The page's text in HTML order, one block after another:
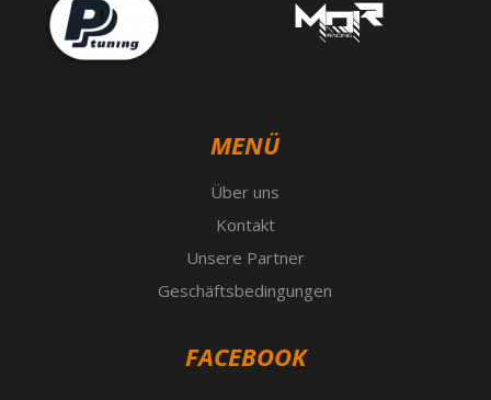
MENÜ
Über uns
Kontakt
Unsere Partner
Geschäftsbedingungen
FACEBOOK